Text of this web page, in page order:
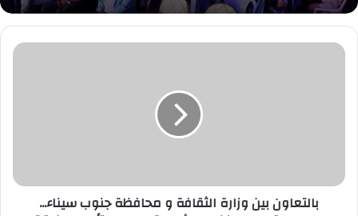
بالتعاون
مهرجان
بالتعاون بين وزارة الثقافة و محافظة جنوب سيناء...